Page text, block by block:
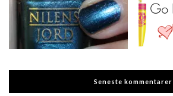
Seneste kommentarer